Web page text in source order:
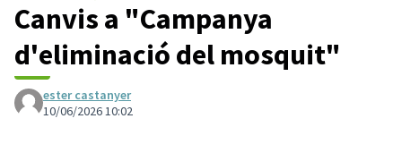
Canvis a "Campanya
d'eliminació del mosquit"
ester castanyer
10/06/2026 10:02